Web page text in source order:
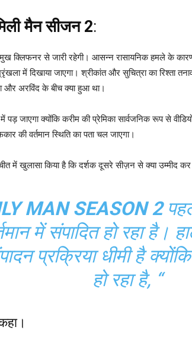
मैन सीजन 2:
क्लिफनर से जारी रहेगी। आसन्न रासायनिक हमले के
में दिखाया जाएगा। श्रीकांत और सुचित्रा का रिश्ता
और अरविंद के बीच क्या हुआ था।
जाएगा क्योंकि करीम की प्रेमिका सार्वजनिक रूप से
की वर्तमान स्थिति का पता चल जाएगा।
में खुलासा किया है कि दर्शक दूसरे सीज़न से क्या उम्मीद
MAN SEASON 2
में संपादित हो रहा है।
प्रक्रिया धीमी है
हो रहा है, “